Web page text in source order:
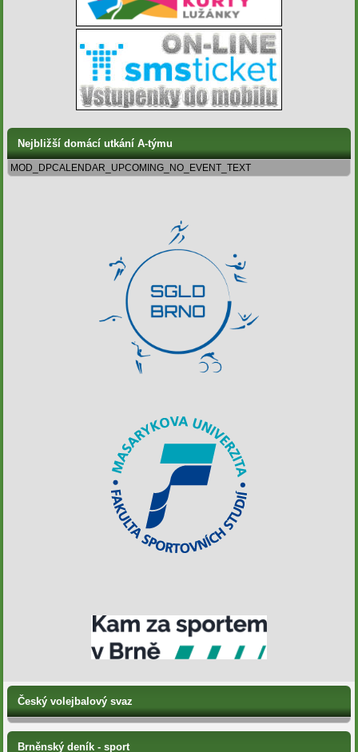
Nejbližší domácí utkání A-týmu
MOD_DPCALENDAR_UPCOMING_NO_EVENT_TEXT
Český volejbalový svaz
Brněnský deník - sport